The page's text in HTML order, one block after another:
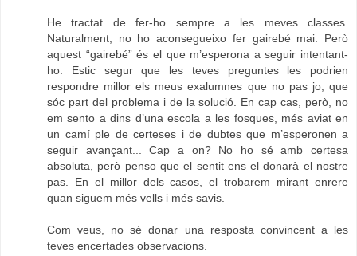
He tractat de fer-ho sempre a les meves classes.
Naturalment, no ho aconsegueixo fer gairebé mai. Però
aquest “gairebé” és el que m’esperona a seguir intentant-
ho. Estic segur que les teves preguntes les podrien
respondre millor els meus exalumnes que no pas jo, que
sóc part del problema i de la solució. En cap cas, però, no
em sento a dins d’una escola a les fosques, més aviat en
un camí ple de certeses i de dubtes que m’esperonen a
seguir avançant... Cap a on? No ho sé amb certesa
absoluta, però penso que el sentit ens el donarà el nostre
pas. En el millor dels casos, el trobarem mirant enrere
quan siguem més vells i més savis.
Com veus, no sé donar una resposta convincent a les
teves encertades observacions.